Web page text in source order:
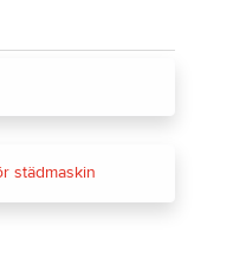
städmaskin